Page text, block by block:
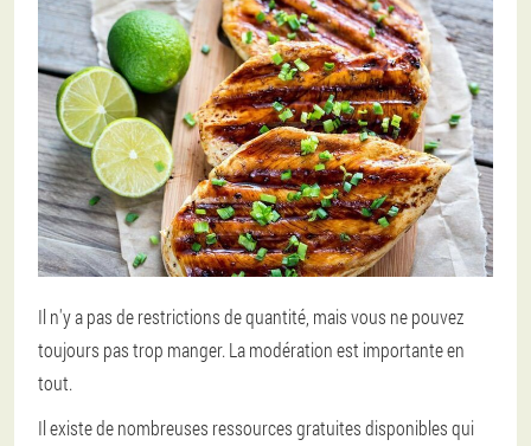
Il n'y a pas de restrictions de quantité, mais vous ne pouvez
toujours pas trop manger. La modération est importante en
tout.
Il existe de nombreuses ressources gratuites disponibles qui